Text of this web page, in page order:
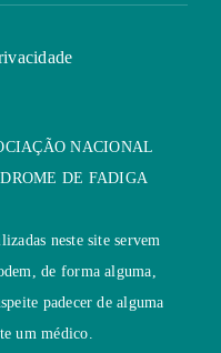
NACIONAL
DE FADIGA
neste site servem
de forma alguma,
padecer de alguma
um médico.